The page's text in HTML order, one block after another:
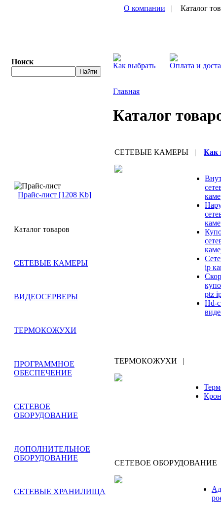
Поиск
О компании | Каталог
Как выбрать Оплата и
Прайс-лист [1208 Kb]
Каталог товаров
СЕТЕВЫЕ КАМЕРЫ
ВИДЕОСЕРВЕРЫ
ТЕРМОКОЖУХИ
ПРОГРАММНОЕ
ОБЕСПЕЧЕНИЕ
СЕТЕВОЕ
ОБОРУДОВАНИЕ
ДОПОЛНИТЕЛЬНОЕ
ОБОРУДОВАНИЕ
СЕТЕВЫЕ ХРАНИЛИЩА
Главная
Каталог
СЕТЕВЫЕ КАМЕРЫ | Как
ip
ptz
Hd-
ТЕРМОКОЖУХИ |
СЕТЕВОЕ ОБОРУДОВАНИЕ